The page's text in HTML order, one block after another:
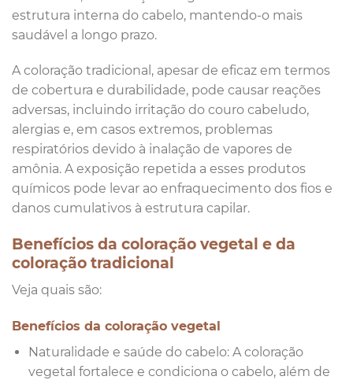
estrutura interna do cabelo, mantendo-o mais
saudável a longo prazo.
A coloração tradicional, apesar de eficaz em termos
de cobertura e durabilidade, pode causar reações
adversas, incluindo irritação do couro cabeludo,
alergias e, em casos extremos, problemas
respiratórios devido à inalação de vapores de
amônia. A exposição repetida a esses produtos
químicos pode levar ao enfraquecimento dos fios e
danos cumulativos à estrutura capilar.
Benefícios da coloração vegetal e da
coloração tradicional
Veja quais são:
Benefícios da coloração vegetal
Naturalidade e saúde do cabelo: A coloração
vegetal fortalece e condiciona o cabelo, além de